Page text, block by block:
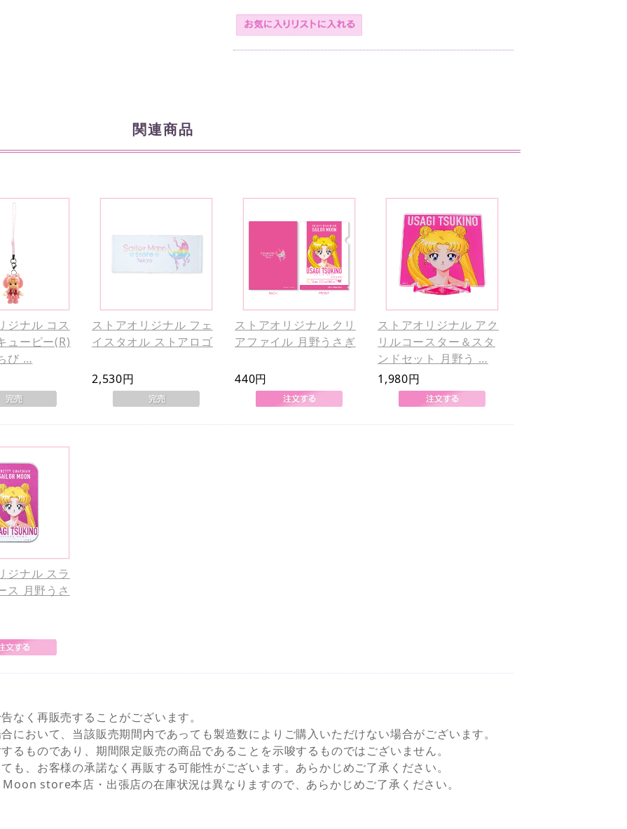
関連商品
ジナル コス
ューピー(R)
び …
ストアオリジナル フェ
イスタオル ストアロゴ
2,530円
ストアオリジナル クリ
アファイル 月野うさぎ
440円
ストアオリジナル アク
リルコースター＆スタ
ンドセット 月野う …
1,980円
ジナル スラ
ス 月野うさ
なく再販売することがございます。
において、当該販売期間内であっても製造数によりご購入いただけない場合がございます。
るものであり、期間限定販売の商品であることを示唆するものではございません。
も、お客様の承諾なく再販する可能性がございます。あらかじめご了承ください。
store本店・出張店の在庫状況は異なりますので、あらかじめご了承ください。